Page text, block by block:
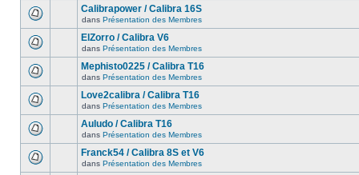
Calibrapower / Calibra 16S
dans Présentation des Membres
ElZorro / Calibra V6
dans Présentation des Membres
Mephisto0225 / Calibra T16
dans Présentation des Membres
Love2calibra / Calibra T16
dans Présentation des Membres
Auludo / Calibra T16
dans Présentation des Membres
Franck54 / Calibra 8S et V6
dans Présentation des Membres